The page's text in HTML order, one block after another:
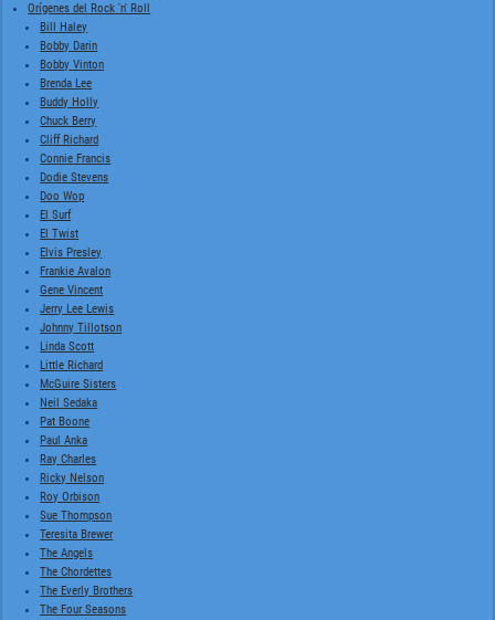
Orígenes del Rock 'n' Roll
Bill Haley
Bobby Darin
Bobby Vinton
Brenda Lee
Buddy Holly
Chuck Berry
Cliff Richard
Connie Francis
Dodie Stevens
Doo Wop
El Surf
El Twist
Elvis Presley
Frankie Avalon
Gene Vincent
Jerry Lee Lewis
Johnny Tillotson
Linda Scott
Little Richard
McGuire Sisters
Neil Sedaka
Pat Boone
Paul Anka
Ray Charles
Ricky Nelson
Roy Orbison
Sue Thompson
Teresita Brewer
The Angels
The Chordettes
The Everly Brothers
The Four Seasons